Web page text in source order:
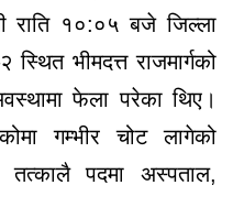
राति १०:०५ बजे जिल्ला
स्थित भीमदत्त राजमार्गको
फेला परेका थिए।
गम्भीर चोट लागेको
पदमा अस्पताल,